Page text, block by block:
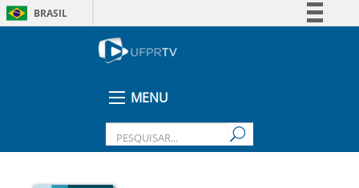
BRASIL
Legislação
MENU